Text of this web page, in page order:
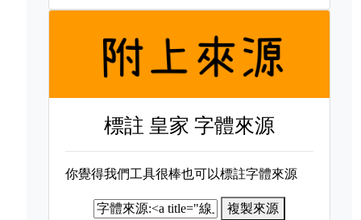
標註 皇家 字體來源
你覺得我們工具很棒也可以標註字體來源
複製來源